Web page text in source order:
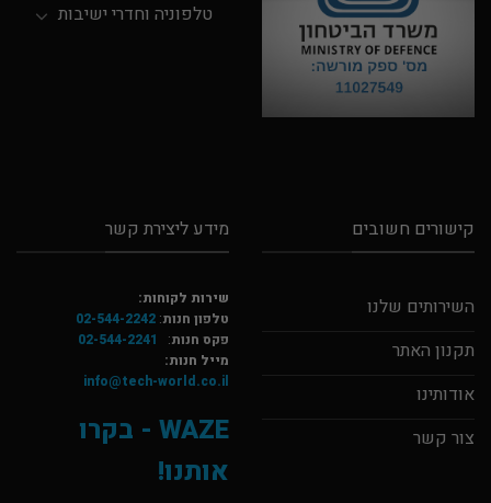
טלפוניה וחדרי ישיבות
קישורים חשובים
השירותים שלנו
תקנון האתר
אודותינו
צור קשר
מידע ליצירת קשר
שירות לקוחות:
טלפון חנות:
02-544-2242
פקס חנות:
02-544-2241
מייל חנות:
info@tech-world.co.il
WAZE - בקרו
אותנו!